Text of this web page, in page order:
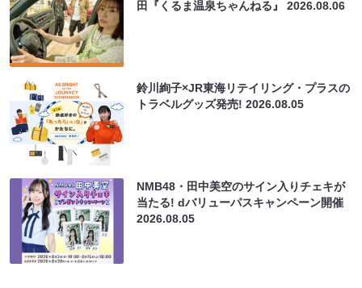
田『くるま温泉ちゃんねる』2026.08.06
鈴川絢子×JR東海リテイリング・プラスの
トラベルグッズ発売!2026.08.05
NMB48・田中美空のサイン入りチェキが
当たる! dバリューパスキャンペーン開催
2026.08.05